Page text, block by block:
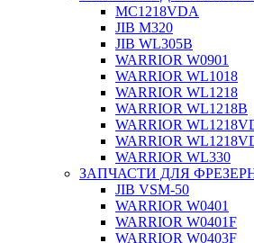
MC1218VDA
JIB M320
JIB WL305B
WARRIOR W0901
WARRIOR WL1018
WARRIOR WL1218
WARRIOR WL1218B
WARRIOR
WARRIOR
WARRIOR WL330
ЗАПЧАСТИ ДЛЯ
JIB VSM-50
WARRIOR W0401
WARRIOR W0401F
WARRIOR W0403F